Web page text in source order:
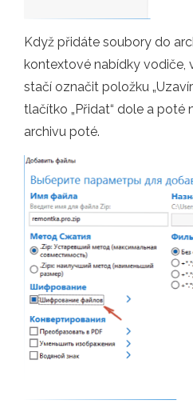
Když přidáte soubory do
kontextové nabídky vodiče,
stačí označit položku
tlačítko „Přidat“ dole a poté
archivu poté.